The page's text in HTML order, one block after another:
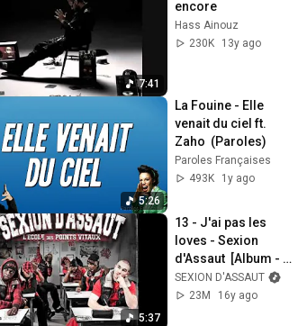
7:41
encore
Hass Ainouz
230K
13y ago
5:26
La Fouine - Elle
venait du ciel ft.
Zaho  (Paroles)
Paroles Françaises
493K
1y ago
5:37
13 - J'ai pas les
loves - Sexion
d'Assaut  [Album -
L'Ecole des points
vitaux]
SEXION D'ASSAUT
23M
16y ago